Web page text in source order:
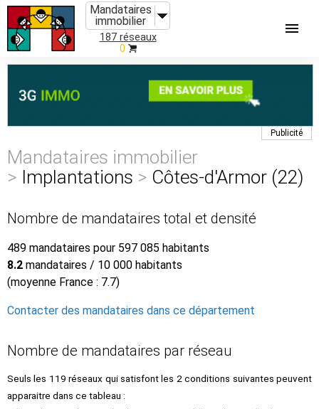
Mandataires
immobilier
187 réseaux
0
Publicité
Mandataires immobilier
> Implantations > Côtes-d'Armor (22)
Nombre de mandataires total et densité
489 mandataires pour 597 085 habitants
8.2 mandataires / 10 000 habitants
(moyenne France : 7.7)
Contacter des mandataires dans ce département
Nombre de mandataires par réseau
Seuls les 119 réseaux qui satisfont les 2 conditions suivantes peuvent
apparaitre dans ce tableau :